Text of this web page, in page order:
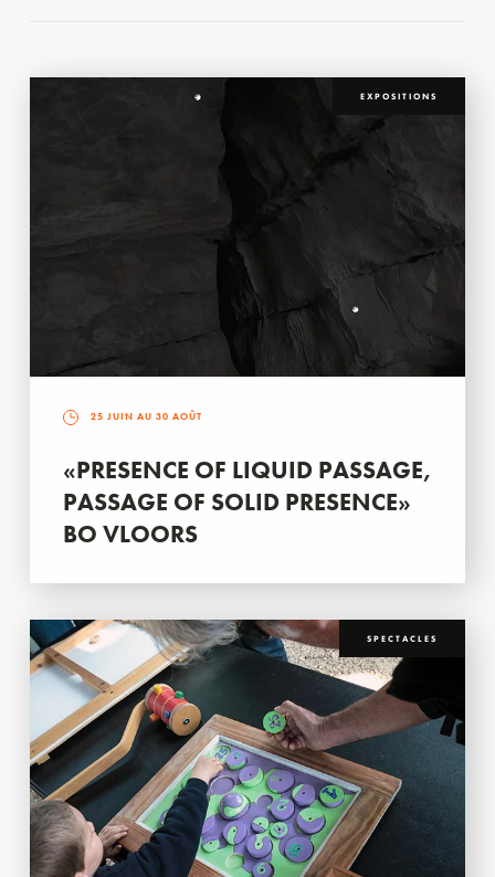
EXPOSITIONS
25 JUIN AU 30 AOÛT
«PRESENCE OF LIQUID PASSAGE,
PASSAGE OF SOLID PRESENCE»
BO VLOORS
SPECTACLES